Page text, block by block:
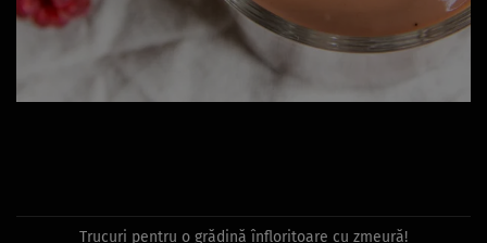
Trucuri pentru o grădină înfloritoare cu zmeură!